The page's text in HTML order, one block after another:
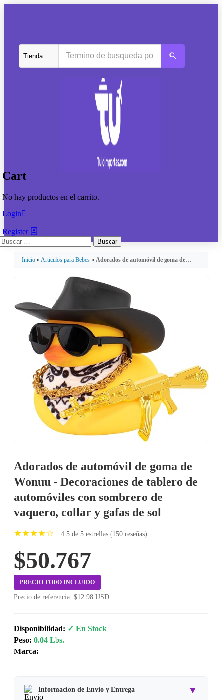
Cart
No hay productos en el carrito.
Login
|
Register
Inicio »Articulos para Bebes » Adorados de automóvil de goma de…
Adorados de automóvil de goma de
Wonuu - Decoraciones de tablero de
automóviles con sombrero de
vaquero, collar y gafas de sol
★★★★☆ 4.5 de 5 estrellas (150 reseñas)
$50.767
PRECIO TODO INCLUIDO
Precio de referencia: $12.98 USD
Disponibilidad: ✓ En Stock
Peso: 0.04 Lbs.
Marca:
Informacion de Envio y Entrega ▼